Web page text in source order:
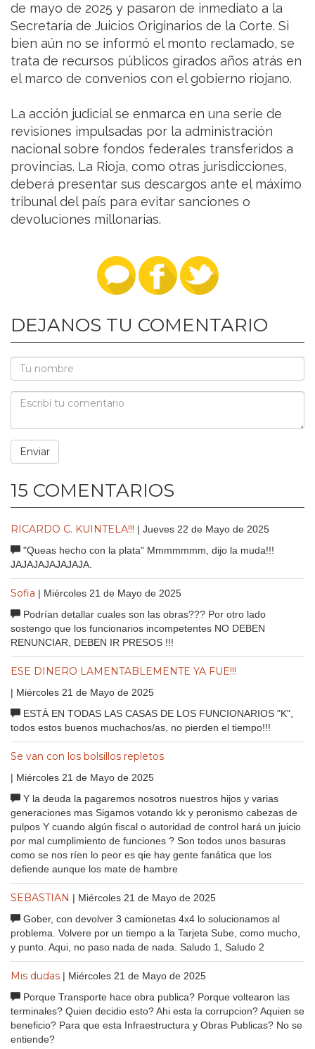
de mayo de 2025 y pasaron de inmediato a la
Secretaría de Juicios Originarios de la Corte. Si
bien aún no se informó el monto reclamado, se
trata de recursos públicos girados años atrás en
el marco de convenios con el gobierno riojano.
La acción judicial se enmarca en una serie de
revisiones impulsadas por la administración
nacional sobre fondos federales transferidos a
provincias. La Rioja, como otras jurisdicciones,
deberá presentar sus descargos ante el máximo
tribunal del país para evitar sanciones o
devoluciones millonarias.
DEJANOS TU COMENTARIO
15 COMENTARIOS
RICARDO C. KUINTELA!!! | Jueves 22 de Mayo de 2025
"Queas hecho con la plata" Mmmmmmm, dijo la muda!!!
JAJAJAJAJAJAJA.
Sofia | Miércoles 21 de Mayo de 2025
Podrían detallar cuales son las obras??? Por otro lado
sostengo que los funcionarios incompetentes NO DEBEN
RENUNCIAR, DEBEN IR PRESOS !!!
ESE DINERO LAMENTABLEMENTE YA FUE!!!
| Miércoles 21 de Mayo de 2025
ESTÁ EN TODAS LAS CASAS DE LOS FUNCIONARIOS "K",
todos estos buenos muchachos/as, no pierden el tiempo!!!
Se van con los bolsillos repletos
| Miércoles 21 de Mayo de 2025
Y la deuda la pagaremos nosotros nuestros hijos y varias
generaciones mas Sigamos votando kk y peronismo cabezas de
pulpos Y cuando algún fiscal o autoridad de control hará un juicio
por mal cumplimiento de funciones ? Son todos unos basuras
como se nos ríen lo peor es qie hay gente fanática que los
defiende aunque los mate de hambre
SEBASTIAN | Miércoles 21 de Mayo de 2025
Gober, con devolver 3 camionetas 4x4 lo solucionamos al
problema. Volvere por un tiempo a la Tarjeta Sube, como mucho,
y punto. Aqui, no paso nada de nada. Saludo 1, Saludo 2
Mis dudas | Miércoles 21 de Mayo de 2025
Porque Transporte hace obra publica? Porque voltearon las
terminales? Quien decidio esto? Ahi esta la corrupcion? Aquien se
beneficio? Para que esta Infraestructura y Obras Publicas? No se
entiende?